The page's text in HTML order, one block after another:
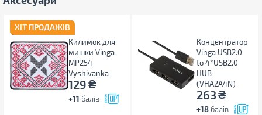
ХІТ ПРОДАЖІВ
Килимок для
мишки Vinga
MP254
Vyshivanka
129₴
+11 балів
Концентратор
Vinga USB2.0
to 4*USB2.0
HUB
(VHA2A4N)
263₴
+18 балів